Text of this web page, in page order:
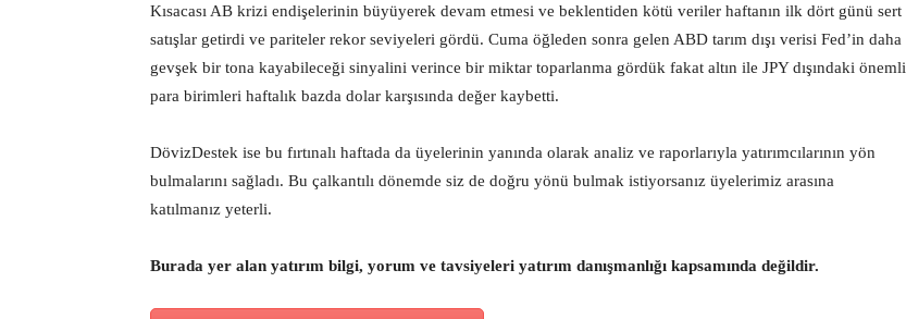
Kısacası AB krizi endişelerinin büyüyerek devam etmesi ve beklentiden kötü veriler haftanın ilk dört günü sert
satışlar getirdi ve pariteler rekor seviyeleri gördü. Cuma öğleden sonra gelen ABD tarım dışı verisi Fed’in daha
gevşek bir tona kayabileceği sinyalini verince bir miktar toparlanma gördük fakat altın ile JPY dışındaki önemli
para birimleri haftalık bazda dolar karşısında değer kaybetti.
DövizDestek ise bu fırtınalı haftada da üyelerinin yanında olarak analiz ve raporlarıyla yatırımcılarının yön
bulmalarını sağladı. Bu çalkantılı dönemde siz de doğru yönü bulmak istiyorsanız üyelerimiz arasına
katılmanız yeterli.
Burada yer alan yatırım bilgi, yorum ve tavsiyeleri yatırım danışmanlığı kapsamında değildir.